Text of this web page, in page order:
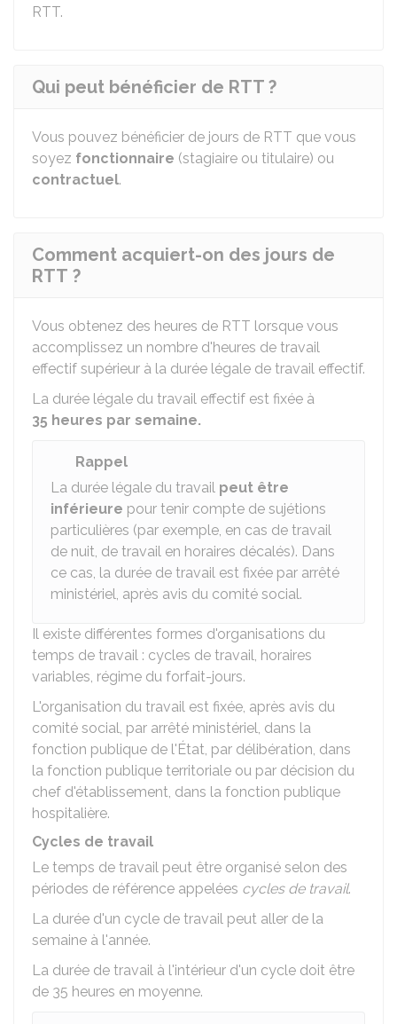
RTT.
Qui peut bénéficier de RTT ?
Vous pouvez bénéficier de jours de RTT que vous
soyez fonctionnaire (stagiaire ou titulaire) ou
contractuel.
Comment acquiert-on des jours de
RTT ?
Vous obtenez des heures de RTT lorsque vous
accomplissez un nombre d'heures de travail
effectif supérieur à la durée légale de travail effectif.
La durée légale du travail effectif est fixée à
35 heures par semaine.
Rappel
La durée légale du travail peut être
inférieure pour tenir compte de sujétions
particulières (par exemple, en cas de travail
de nuit, de travail en horaires décalés). Dans
ce cas, la durée de travail est fixée par arrêté
ministériel, après avis du comité social.
Il existe différentes formes d'organisations du
temps de travail : cycles de travail, horaires
variables, régime du forfait-jours.
L'organisation du travail est fixée, après avis du
comité social, par arrêté ministériel, dans la
fonction publique de l'État, par délibération, dans
la fonction publique territoriale ou par décision du
chef d'établissement, dans la fonction publique
hospitalière.
Cycles de travail
Le temps de travail peut être organisé selon des
périodes de référence appelées cycles de travail.
La durée d'un cycle de travail peut aller de la
semaine à l'année.
La durée de travail à l'intérieur d'un cycle doit être
de 35 heures en moyenne.